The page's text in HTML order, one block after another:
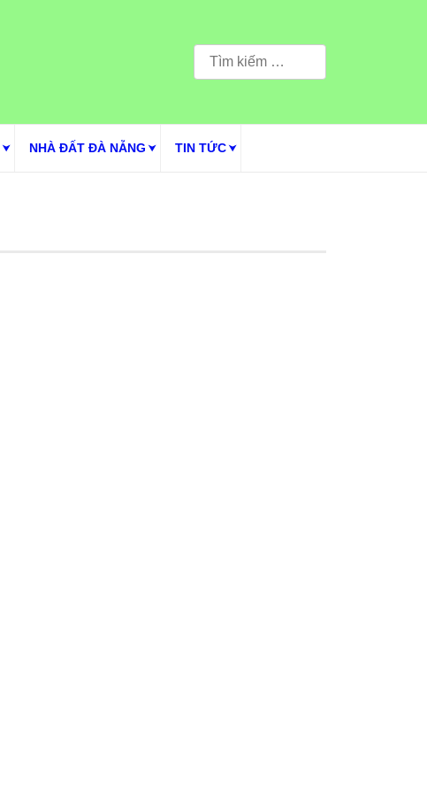
Tìm
kiếm
NHÀ ĐẤT ĐÀ NẴNG TIN TỨC